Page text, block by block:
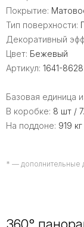
Покрытие:
Тип поверхности:
Декоративный
Цвет: Бежевый
Артикул: 1641-8628
Базовая единица
В коробке: 8 шт /
На поддоне: 919 кг
* — дополнительные
360°